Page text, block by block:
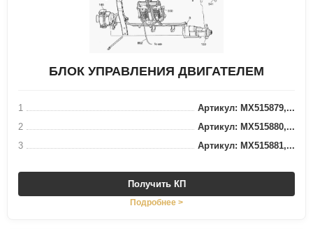
БЛОК УПРАВЛЕНИЯ ДВИГАТЕЛЕМ
1
Артикул: MX515879,...
2
Артикул: MX515880,...
3
Артикул: MX515881,...
Получить КП
Подробнее >